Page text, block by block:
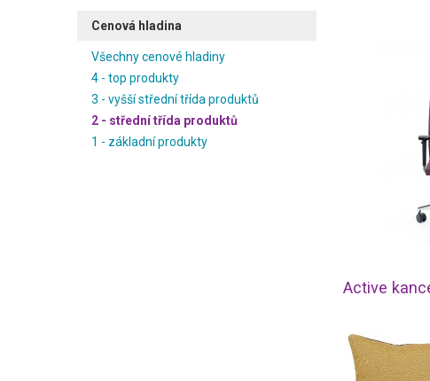
Cenová hladina
Všechny cenové hladiny
4 - top produkty
3 - vyšší střední třída produktů
2 - střední třída produktů
1 - základní produkty